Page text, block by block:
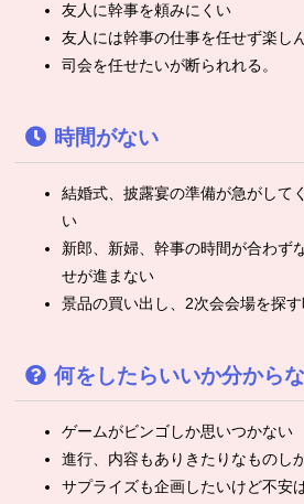
友人に幹事を頼みにくい
友人には幹事の仕事を任せず楽し
司会を任せたいが断られれる。
時間がない
結婚式、披露宴の準備が急がして
い
新郎、新婦、幹事の時間が合わず
せが進まない
景品の買い出し、2次会会場を探
何をしたらいいか分から
ゲームがビンゴしか思いつかない
進行、内容もありきたりなものし
サプライズも企画したいけど不安